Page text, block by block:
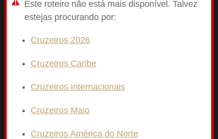
Este roteiro não está mais disponível. Talvez
estejas procurando por:
Cruzeiros 2026
Cruzeiros Caribe
Cruzeiros Internacionais
Cruzeiros Maio
Cruzeiros América do Norte